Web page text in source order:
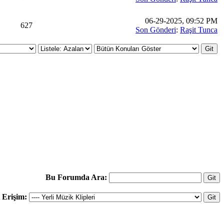
627
06-29-2025, 09:52 PM
Son Gönderi: Raşit Tunca
Bu Forumda Ara:
Erişim: